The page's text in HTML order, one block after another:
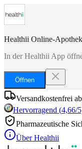
Healthii Online-
In der Healthii App
Öffnen
Versandkostenfrei
Hervorragend (4,66/
Pharmazeutische
Über Healthii